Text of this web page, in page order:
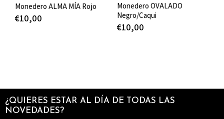
Monedero ALMA MÍA Rojo
€10,00
Monedero OVALADO
Negro/Caqui
€10,00
¿QUIERES ESTAR AL DÍA DE TODAS LAS
NOVEDADES?